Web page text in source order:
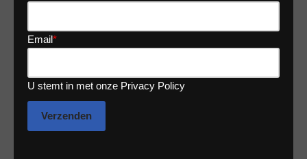
Email*
U stemt in met onze Privacy Policy
Verzenden